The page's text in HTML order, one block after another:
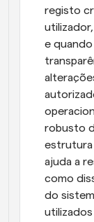
registo
e
robusto
estrutura
ajuda a
como
do